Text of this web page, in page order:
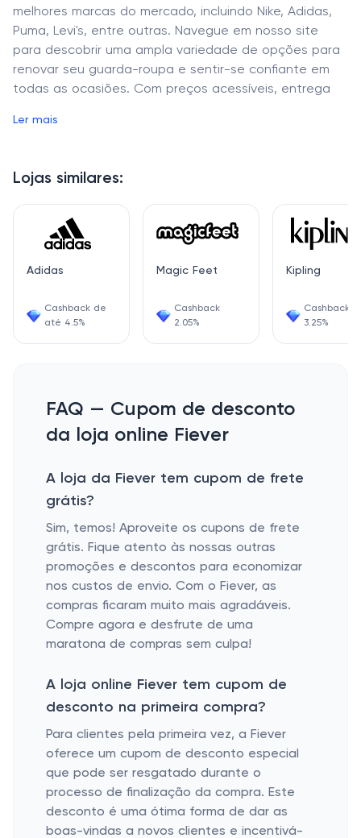
melhores marcas do mercado, incluindo Nike, Adidas,
Puma, Levi's, entre outras. Navegue em nosso site
para descobrir uma ampla variedade de opções para
renovar seu guarda-roupa e sentir-se confiante em
todas as ocasiões. Com preços acessíveis, entrega
Ler mais
Lojas similares:
Adidas
Cashback de
até 4.5%
Magic Feet
Cashback
2.05%
Kipling
Cashback
3.25%
FAQ — Cupom de desconto
da loja online Fiever
A loja da Fiever tem cupom de frete
grátis?
Sim, temos! Aproveite os cupons de frete
grátis. Fique atento às nossas outras
promoções e descontos para economizar
nos custos de envio. Com o Fiever, as
compras ficaram muito mais agradáveis.
Compre agora e desfrute de uma
maratona de compras sem culpa!
A loja online Fiever tem cupom de
desconto na primeira compra?
Para clientes pela primeira vez, a Fiever
oferece um cupom de desconto especial
que pode ser resgatado durante o
processo de finalização da compra. Este
desconto é uma ótima forma de dar as
boas-vindas a novos clientes e incentivá-